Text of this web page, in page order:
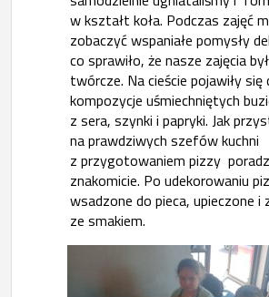
w kształt koła. Podczas zajęć
zobaczyć wspaniałe pomysły
co sprawiło, że nasze zajęcia
twórcze. Na cieście pojawiły się
kompozycje uśmiechniętych
z sera, szynki i papryki. Jak
na prawdziwych szefów kuchni
z przygotowaniem pizzy
znakomicie. Po udekorowaniu
wsadzone do pieca, upieczone i
ze smakiem.